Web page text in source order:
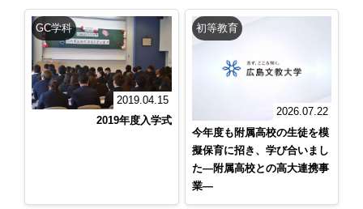
GC学科
2019.04.15
2019年度入学式
初等教育
2026.07.22
今年度も附属高校の生徒を模
擬保育に招き、学び合いまし
た―附属高校との高大連携事
業―